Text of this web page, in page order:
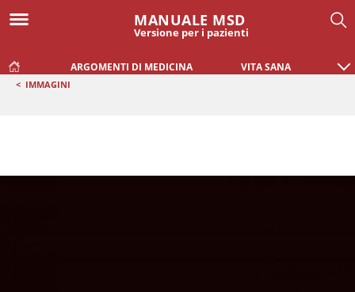
MANUALE MSD
Versione per i pazienti
ARGOMENTI DI MEDICINA VITA SANA
< IMMAGINI